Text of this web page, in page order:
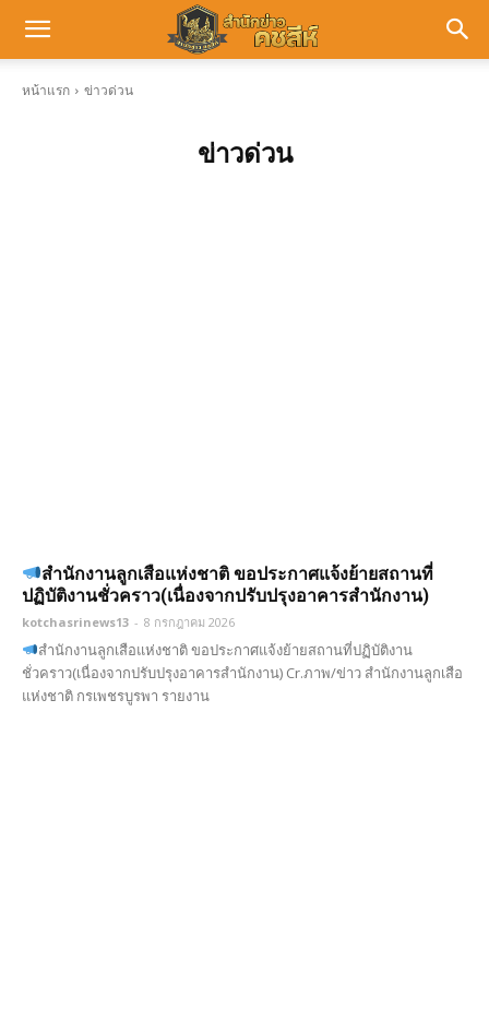
หน้าแรก ข่าวด่วน
ข่าวด่วน
สำนักงานลูกเสือแห่งชาติ ขอประกาศแจ้งย้ายสถานที่
ปฏิบัติงานชั่วคราว(เนื่องจากปรับปรุงอาคารสำนักงาน)
kotchasrinews13 - 8 กรกฎาคม 2026
สำนักงานลูกเสือแห่งชาติ ขอประกาศแจ้งย้ายสถานที่ปฏิบัติงาน
ชั่วคราว(เนื่องจากปรับปรุงอาคารสำนักงาน) Cr.ภาพ/ข่าว สำนักงานลูกเสือ
แห่งชาติ กรเพชรบูรพา รายงาน